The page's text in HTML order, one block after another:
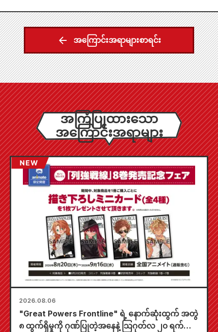
အကြောင်းအရာများစာရင်း
အကြံပြုထားသော
အကြောင်းအရာများ
2026.08.06
"Great Powers Frontline" ရဲ့ နောက်ဆုံးထွက် အတွဲ
၈ ထွက်ရှိမှုကို ဂုဏ်ပြုတဲ့အနေနဲ့ သြဂုတ်လ ၂၀ ရက်နေ့